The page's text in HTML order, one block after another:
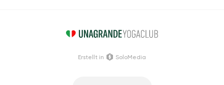
Erstellt in SoloMedia